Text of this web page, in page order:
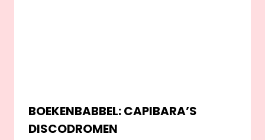
BOEKENBABBEL: CAPIBARA’S
DISCODROMEN